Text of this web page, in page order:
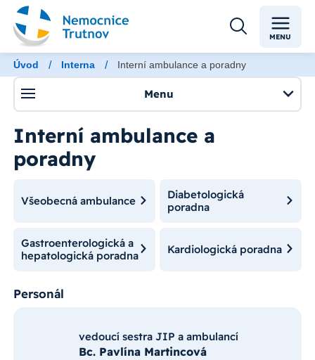
MENU
Úvod / Interna / Interní ambulance a poradny
Menu
Interní ambulance a
poradny
Všeobecná ambulance
Diabetologická
poradna
Gastroenterologická a
hepatologická poradna
Kardiologická poradna
Personál
vedoucí sestra JIP a ambulancí
Bc. Pavlína Martincová